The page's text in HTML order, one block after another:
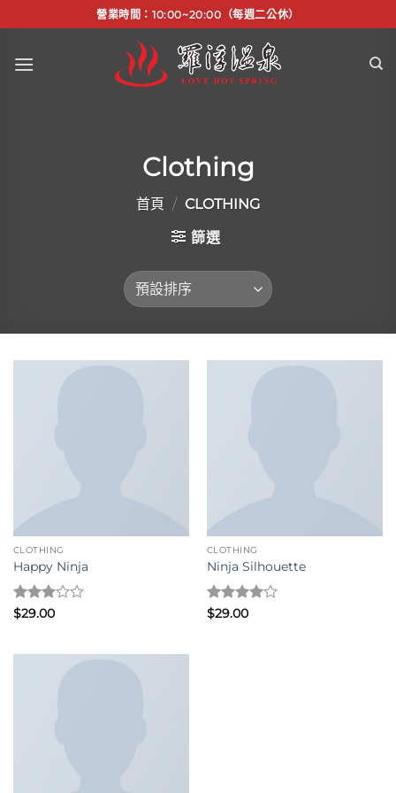
to
content
營業時間：10:00~20:00（每週二公休）
Clothing
首頁 / CLOTHING
篩選
CLOTHING
Happy Ninja
評分3
$29.00
CLOTHING
Ninja Silhouette
評分4
$29.00